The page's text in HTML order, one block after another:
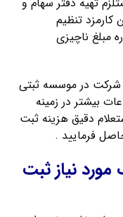
کارمزد تنظیم
مبلغ ناچیزی
در موسسه ثبتی
بیشتر در زمینه
دقیق هزینه ثبت
فرمایید .
نیاز ثبت